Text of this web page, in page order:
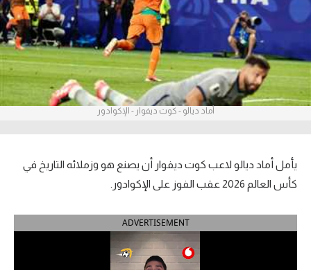
آراء حرة
ركن الألعاب
بطولات
الدوري الإنجليزي الممتاز
أماد ديالو - كوت ديفوار - الإكوادور
يأمل أماد ديالو لاعب كوت ديفوار أن يصنع هو وزملائه التاريخ في
كأس العالم 2026 عقب الفوز على الإكوادور.
ADVERTISEMENT